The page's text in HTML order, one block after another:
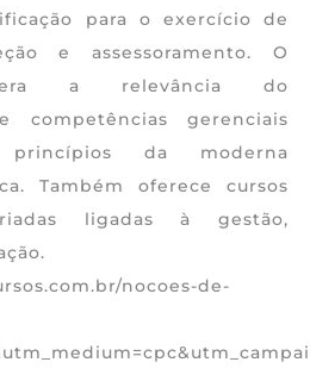
para o exercício de
e assessoramento. O
a relevância do
competências gerenciais
da moderna
Também oferece cursos
ligadas à gestão,
nocoes-de-